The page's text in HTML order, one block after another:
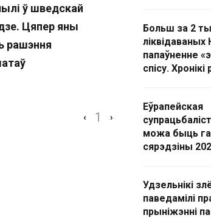
ў шведскай
Цяпер яны
рашэння
‹ 1 ›
Больш за 2
ліквідаваных
папаўненне
спісу.
Еўрапейская
можа быць
сярэдзіны
Удзельнікі
паведамілі
прыніжэнні